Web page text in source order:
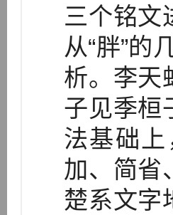
三个铭文
从“胖”的
析。李天
子见季桓
法基础
加、简省
楚系文字